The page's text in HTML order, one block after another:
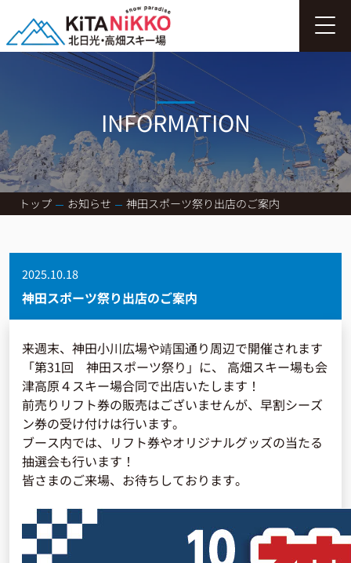
INFORMATION
トップ お知らせ 神田スポーツ祭り出店のご案内
2025.10.18
神田スポーツ祭り出店のご案内
来週末、神田小川広場や靖国通り周辺で開催されます
「第31回 神田スポーツ祭り」に、 高畑スキー場も会
津高原４スキー場合同で出店いたします！
前売りリフト券の販売はございませんが、早割シーズ
ン券の受け付けは行います。
ブース内では、リフト券やオリジナルグッズの当たる
抽選会も行います！
皆さまのご来場、お待ちしております。